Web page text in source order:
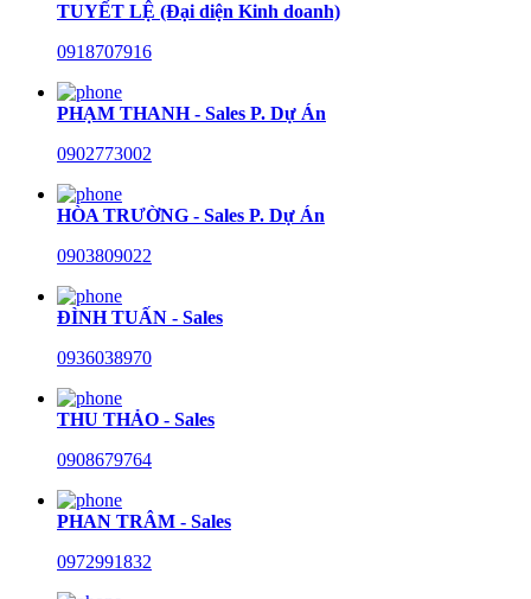
TUYẾT LỆ (Đại diện Kinh doanh)
0918707916
PHẠM THANH - Sales P. Dự Án
0902773002
HÒA TRƯỜNG - Sales P. Dự Án
0903809022
ĐÌNH TUẤN - Sales
0936038970
THU THẢO - Sales
0908679764
PHAN TRÂM - Sales
0972991832